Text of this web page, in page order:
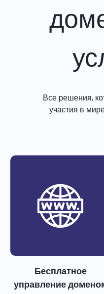
Все решения,
участия в
Бесплатное
управление